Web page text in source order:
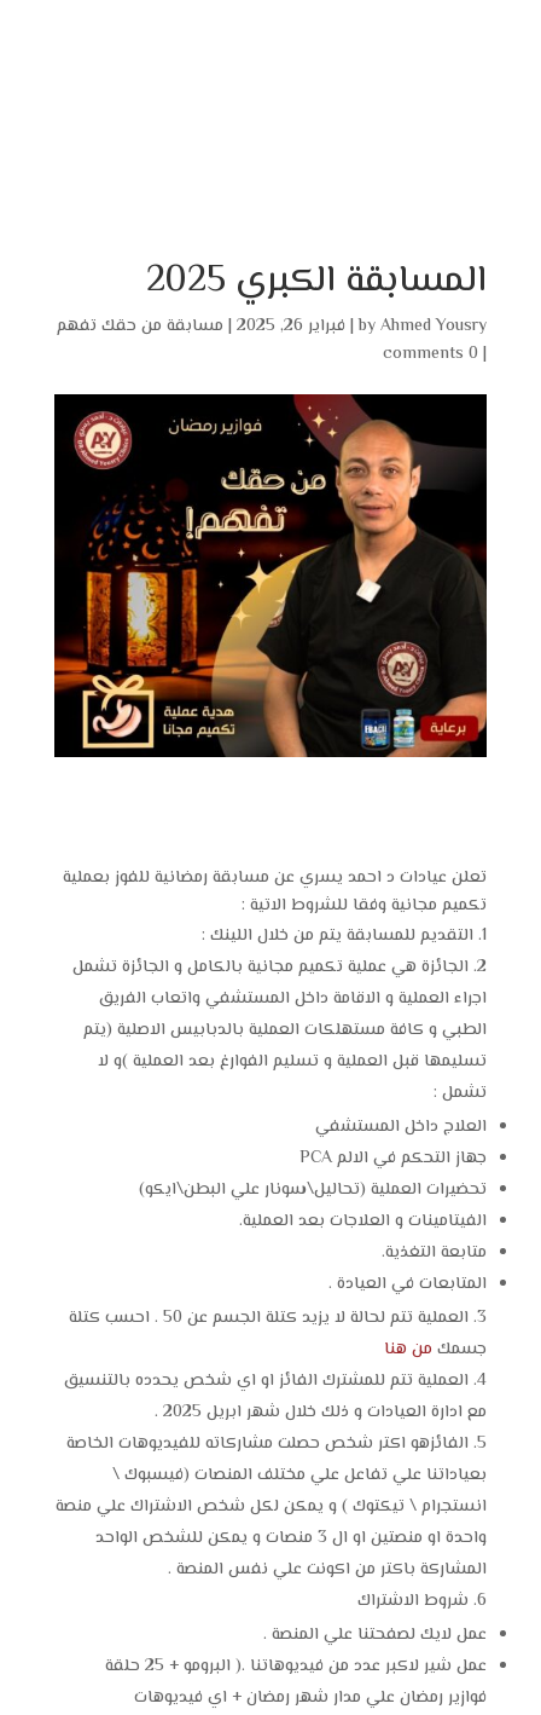
المسابقة الكبري 2025
byAhmed Yousry
| فبراير 26, 2025 | مسابقة من حقك تفهم
|
0 comments
تعلن عيادات د احمد يسري عن مسابقة رمضانية للفوز بعملية
تكميم مجانية وفقا للشروط الاتية :
التقديم للمسابقة يتم من خلال اللينك :
الجائزة هي عملية تكميم مجانية بالكامل و الجائزة تشمل
اجراء العملية و الاقامة داخل المستشفي واتعاب الفريق
الطبي و كافة مستهلكات العملية بالدبابيس الاصلية (يتم
تسليمها قبل العملية و تسليم الفوارغ بعد العملية )و لا
تشمل :
العلاج داخل المستشفي
جهاز التحكم في الالم PCA
تحضيرات العملية (تحاليل\سونار علي البطن\ايكو)
الفيتامينات و العلاجات بعد العملية.
متابعة التغذية.
المتابعات في العيادة .
العملية تتم لحالة لا يزيد كتلة الجسم عن 50 . احسب كتلة
جسمك من هنا
العملية تتم للمشترك الفائز او اي شخص يحدده بالتنسيق
مع ادارة العيادات و ذلك خلال شهر ابريل 2025 .
الفائزهو اكتر شخص حصلت مشاركاته للفيديوهات الخاصة
بعياداتنا علي تفاعل علي مختلف المنصات (فيسبوك \
انستجرام \ تيكتوك ) و يمكن لكل شخص الاشتراك علي منصة
واحدة او منصتين او ال 3 منصات و يمكن للشخص الواحد
المشاركة باكتر من اكونت علي نفس المنصة .
شروط الاشتراك
عمل لايك لصفحتنا علي المنصة .
عمل شير لاكبر عدد من فيديوهاتنا .( البرومو + 25 حلقة
فوازير رمضان علي مدار شهر رمضان + اي فيديوهات